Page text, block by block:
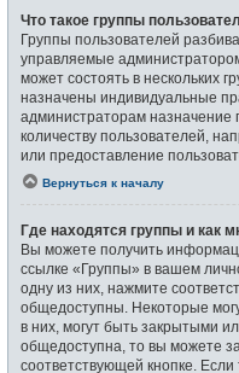
Что такое группы
Группы пользователей
управляемые
может состоять в нескольких
назначены индивидуальные
администраторам
количеству пользователей,
или предоставление
Вернуться к началу
Где находятся группы и как
Вы можете получить
ссылке «Группы» в вашем
одну из них, нажмите
общедоступны. Некоторые
в них, могут быть закрытыми
общедоступна, то вы можете
соответствующей кнопке.